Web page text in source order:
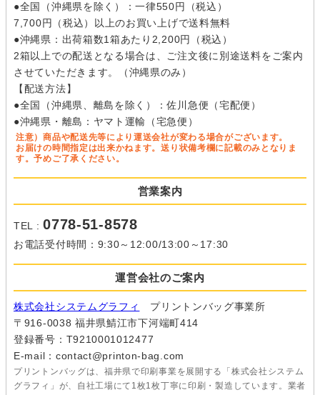
●全国（沖縄県を除く）：一律550円（税込）
7,700円（税込）以上のお買い上げで送料無料
●沖縄県：出荷箱数1箱あたり2,200円（税込）
2箱以上での配送となる場合は、ご注文後に別途送料をご案内
させていただきます。（沖縄県のみ）
【配送方法】
●全国（沖縄県、離島を除く）：佐川急便（宅配便）
●沖縄県・離島：ヤマト運輸（宅急便）
注意）商品や配送先等により運送会社が変わる場合がございます。
お届けの時間指定は出来かねます。送り状備考欄に記載のみとなりま
す。予めご了承ください。
営業案内
TEL :0778-51-8578
お電話受付時間：9:30～12:00/13:00～17:30
運営会社のご案内
株式会社システムグラフィ
プリントンバッグ事業所
〒916-0038 福井県鯖江市下河端町414
登録番号：T9210001012477
E-mail：contact@printon-bag.com
プリントンバッグは、福井県で印刷事業を展開する「株式会社システム
グラフィ」が、自社工場にて1枚1枚丁寧に印刷・製造しています。業者